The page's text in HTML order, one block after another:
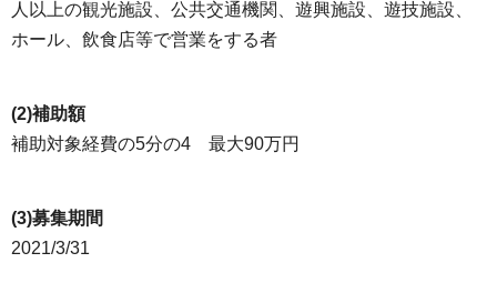
人以上の観光施設、公共交通機関、遊興施設、遊技施設、
ホール、飲食店等で営業をする者
(2)補助額
補助対象経費の5分の4 最大90万円
(3)募集期間
2021/3/31